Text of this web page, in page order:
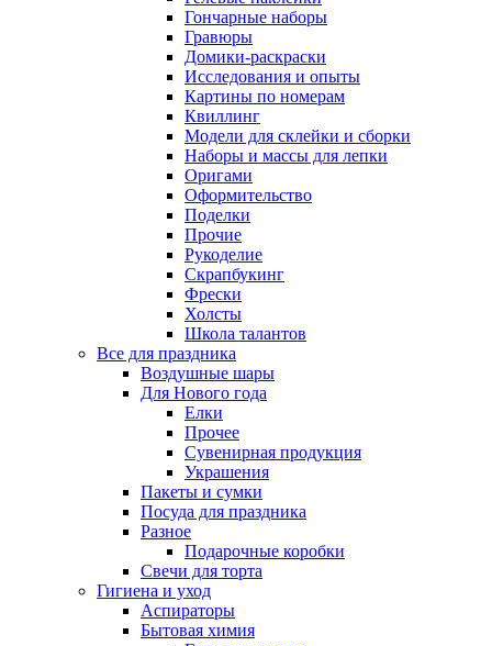
Гончарные наборы
Гравюры
Домики-раскраски
Исследования и опыты
Картины по номерам
Квиллинг
Модели для склейки и сборки
Наборы и массы для лепки
Оригами
Оформительство
Поделки
Прочие
Рукоделие
Скрапбукинг
Фрески
Холсты
Школа талантов
Все для праздника
Воздушные шары
Для Нового года
Елки
Прочее
Сувенирная продукция
Украшения
Пакеты и сумки
Посуда для праздника
Разное
Подарочные коробки
Свечи для торта
Гигиена и уход
Аспираторы
Бытовая химия